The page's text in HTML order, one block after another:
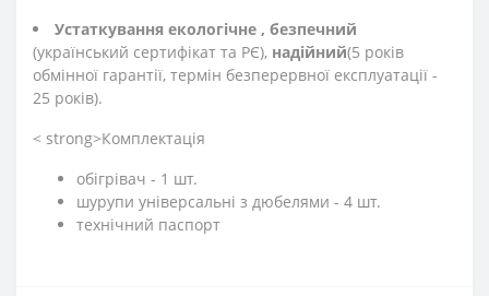
Устаткування екологічне , безпечний
(український сертифікат та РЄ), надійний(5 років
обмінної гарантії, термін безперервної експлуатації -
25 років).
< strong>Комплектація
обігрівач - 1 шт.
шурупи універсальні з дюбелями - 4 шт.
технічний паспорт